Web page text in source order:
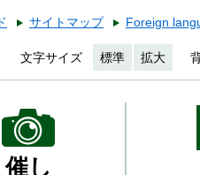
サイトマップ Foreign
文字サイズ 標準 拡大
催し